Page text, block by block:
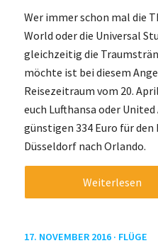
Wer immer schon mal die
World oder die Universal
gleichzeitig die
möchte ist bei diesem
Reisezeitraum vom 20.
euch Lufthansa oder
günstigen 334 Euro für
Düsseldorf nach Orlando.
Weiterlesen
17. NOVEMBER 2016 · FLÜGE